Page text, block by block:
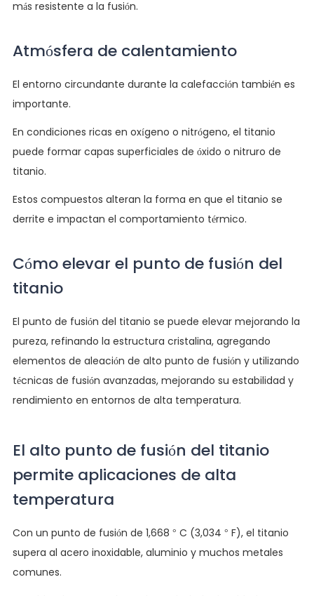
más resistente a la fusión.
Atmósfera de calentamiento
El entorno circundante durante la calefacción también es
importante.
En condiciones ricas en oxígeno o nitrógeno, el titanio
puede formar capas superficiales de óxido o nitruro de
titanio.
Estos compuestos alteran la forma en que el titanio se
derrite e impactan el comportamiento térmico.
Cómo elevar el punto de fusión del
titanio
El punto de fusión del titanio se puede elevar mejorando la
pureza, refinando la estructura cristalina, agregando
elementos de aleación de alto punto de fusión y utilizando
técnicas de fusión avanzadas, mejorando su estabilidad y
rendimiento en entornos de alta temperatura.
El alto punto de fusión del titanio
permite aplicaciones de alta
temperatura
Con un punto de fusión de 1,668 ° C (3,034 ° F), el titanio
supera al acero inoxidable, aluminio y muchos metales
comunes.